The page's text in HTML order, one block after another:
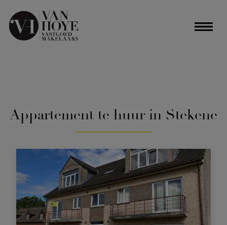
Appartement te huur in Stekene